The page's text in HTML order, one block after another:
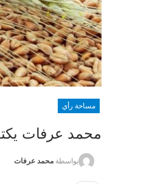
مساحة رأي
محمد عرفات
بواسطة محمد عرفات